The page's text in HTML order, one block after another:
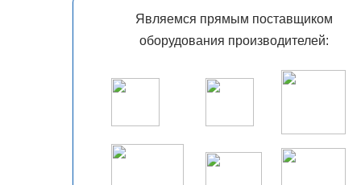
Являемся прямым поставщиком
оборудования производителей: